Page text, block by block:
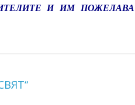
И ИМ ПОЖЕЛАВА